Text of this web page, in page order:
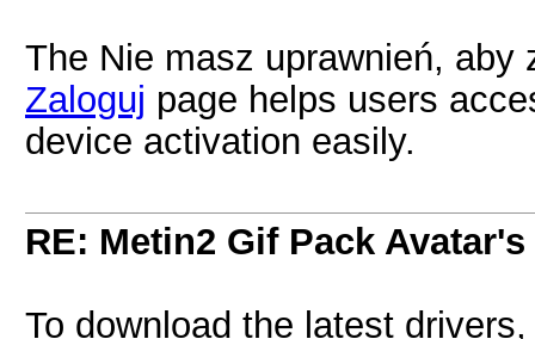
The Nie masz uprawnień,
Zaloguj page helps users
device activation easily.
RE: Metin2 Gif Pack Avatar's
To download the latest